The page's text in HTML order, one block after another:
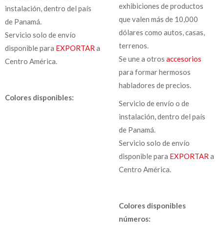
instalación, dentro del país
de Panamá.
Servicio solo de envío
disponible para EXPORTAR a
Centro América.
Colores disponibles:
exhibiciones de productos
que valen más de 10,000
dólares como autos, casas,
terrenos.
Se une a otros accesorios
para formar hermosos
habladores de precios.
Servicio de envío o de
instalación, dentro del país
de Panamá.
Servicio solo de envío
disponible para EXPORTAR a
Centro América.
Colores disponibles
números: